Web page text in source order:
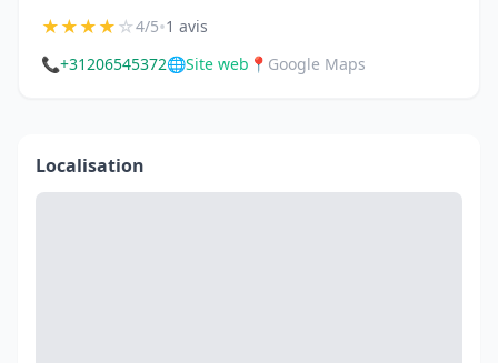
★★★★☆4/5•1 avis
📞+31206545372🌐Site web 📍 Google Maps
Localisation